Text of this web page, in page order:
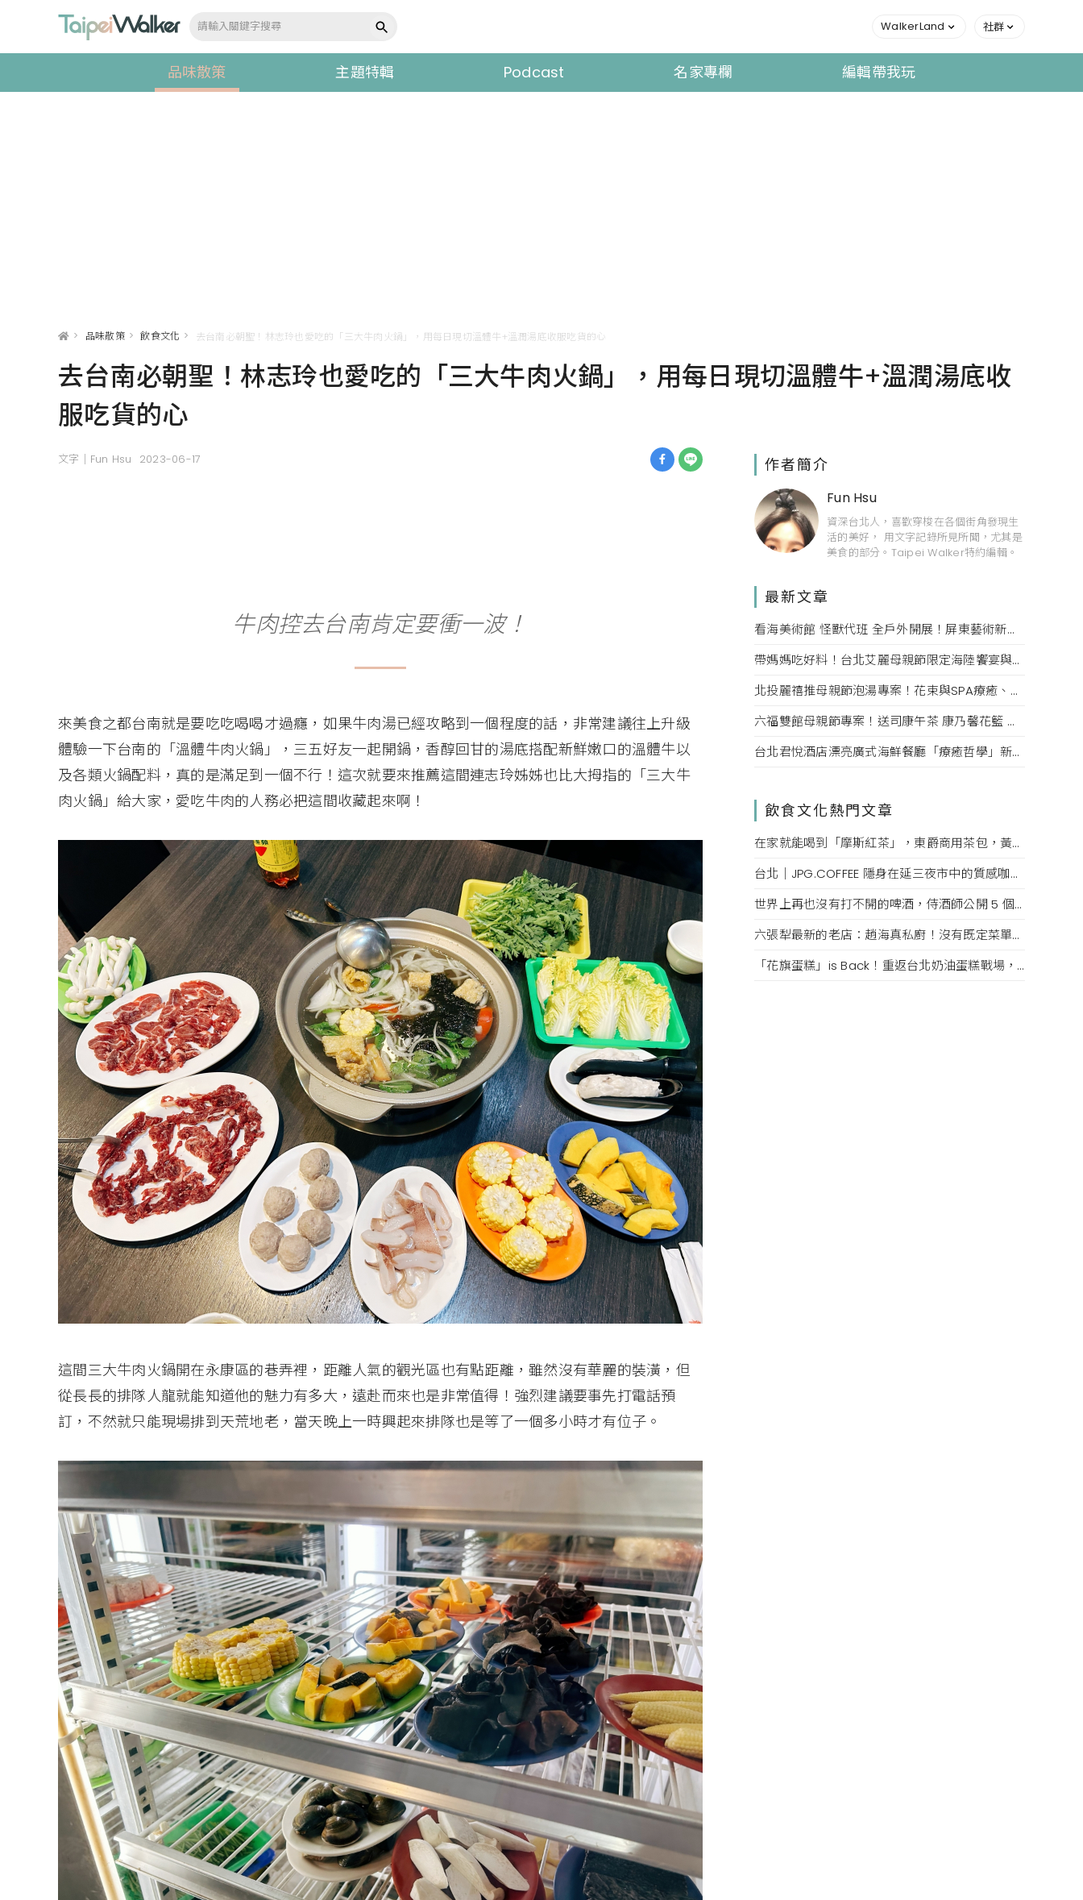
WalkerLand 社群
品味散策 主題特輯 Podcast 名家專欄 編輯帶我玩
> 品味散策 > 飲食文化 > 去台南必朝聖！林志玲也愛吃的「三大牛肉火鍋」，用每日現切溫體牛+溫潤湯底收服吃貨的心
去台南必朝聖！林志玲也愛吃的「三大牛肉火鍋」，用每日現切溫體牛+溫潤湯底收
服吃貨的心
文字｜Fun Hsu 2023-06-17
牛肉控去台南肯定要衝一波！
來美食之都台南就是要吃吃喝喝才過癮，如果牛肉湯已經攻略到一個程度的話，非常建議往上升級
體驗一下台南的「溫體牛肉火鍋」，三五好友一起開鍋，香醇回甘的湯底搭配新鮮嫩口的溫體牛以
及各類火鍋配料，真的是滿足到一個不行！這次就要來推薦這間連志玲姊姊也比大拇指的「三大牛
肉火鍋」給大家，愛吃牛肉的人務必把這間收藏起來啊！
這間三大牛肉火鍋開在永康區的巷弄裡，距離人氣的觀光區也有點距離，雖然沒有華麗的裝潢，但
從長長的排隊人龍就能知道他的魅力有多大，遠赴而來也是非常值得！強烈建議要事先打電話預
訂，不然就只能現場排到天荒地老，當天晚上一時興起來排隊也是等了一個多小時才有位子。
作者簡介
Fun Hsu
資深台北人，喜歡穿梭在各個街角發現生
活的美好， 用文字記錄所見所聞，尤其是
美食的部分。Taipei Walker特約編輯。
最新文章
看海美術館 怪獸代班 全戶外開展！屏東藝術新亮點 網美必拍。
帶媽媽吃好料！台北艾麗母親節限定海陸饗宴與住房專案一次收藏。
北投麗禧推母親節泡湯專案！花束與SPA療癒、甜點同步登場
六福雙館母親節專案！送司康午茶 康乃馨花籃 演唱會票，高鐵78折限量。
台北君悅酒店漂亮廣式海鮮餐廳「療癒哲學」新菜單！每一口都成為心靈的享受。
飲食文化熱門文章
在家就能喝到「摩斯紅茶」，東爵商用茶包，黃金比例煮法，還原度百分百！
台北｜JPG.COFFEE 隱身在延三夜市中的質感咖啡店，絕美傢俱、必點鮮奶油拿鐵、可頌鬆餅
世界上再也沒有打不開的啤酒，侍酒師公開 5 個沒有開瓶器也能隨時開喝的技巧
六張犁最新的老店：趙海真私廚！沒有既定菜單，如同眷村媽媽的隨興，收到預訂發想最合適的眷村菜
「花旗蛋糕」is Back！重返台北奶油蛋糕戰場，掀起老台北人的回憶